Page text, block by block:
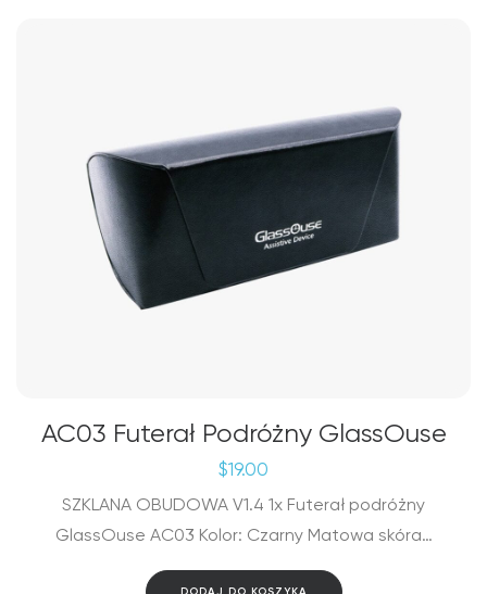
AC03 Futerał Podróżny GlassOuse
$19.00
SZKLANA OBUDOWA V1.4 1x Futerał podróżny
GlassOuse AC03 Kolor: Czarny Matowa skóra…